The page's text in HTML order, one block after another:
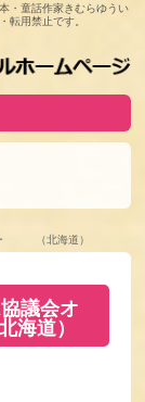
・童話作家きむらゆうい
用禁止です。
ー （北海道）
議会オ
道）